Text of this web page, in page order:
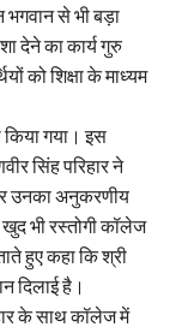
भगवान से भी बड़ा
देने का कार्य गुरु
को शिक्षा के माध्यम
किया गया। इस
सिंह परिहार ने
उनका अनुकरणीय
भी रस्तोगी कॉलेज
हुए कहा कि श्री
दिलाई है।
के साथ कॉलेज में